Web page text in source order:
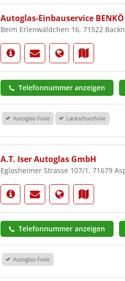
Autoglas-Einbauservice BENKÖ
Beim Erlenwäldchen 16, 71522
Telefonnummer anzeigen
Autoglas-Folie Lackschutzfolie
A.T. Iser Autoglas GmbH
Eglosheimer Strasse 107/1, 71679
Telefonnummer anzeigen
Autoglas-Folie